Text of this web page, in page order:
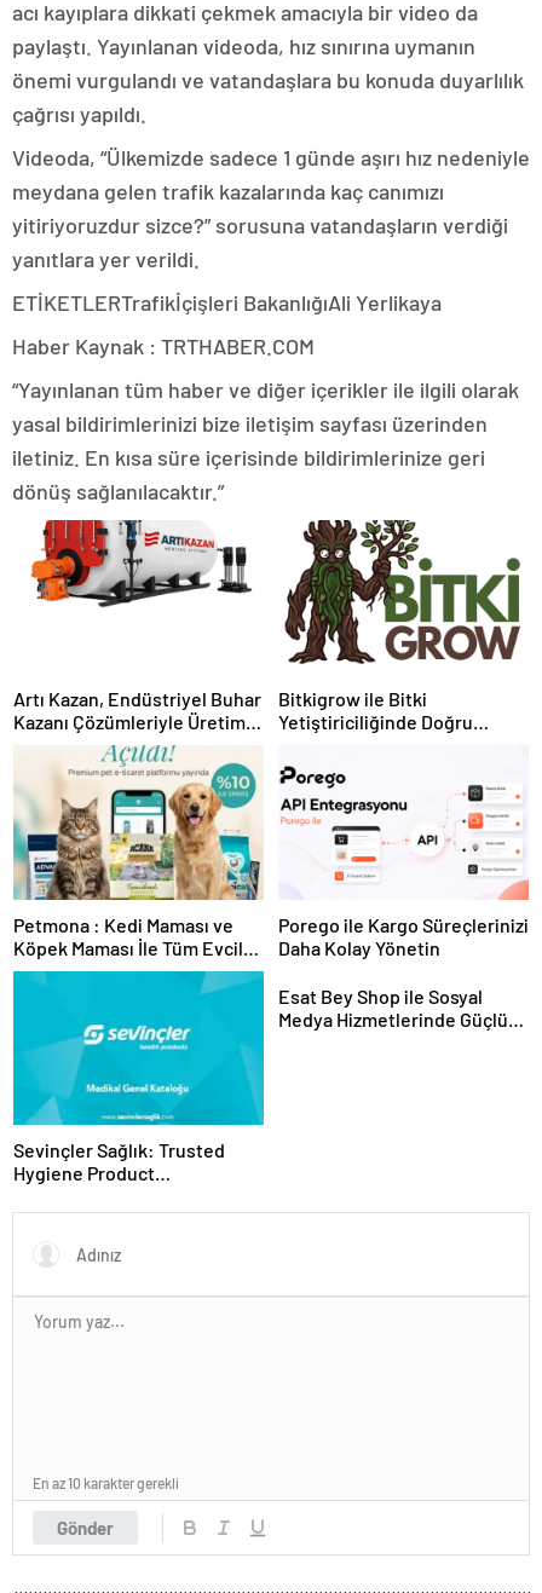
acı kayıplara dikkati çekmek amacıyla bir video da
paylaştı. Yayınlanan videoda, hız sınırına uymanın
önemi vurgulandı ve vatandaşlara bu konuda duyarlılık
çağrısı yapıldı.
Videoda, “Ülkemizde sadece 1 günde aşırı hız nedeniyle
meydana gelen trafik kazalarında kaç canımızı
yitiriyoruzdur sizce?” sorusuna vatandaşların verdiği
yanıtlara yer verildi.
ETİKETLERTrafikİçişleri BakanlığıAli Yerlikaya
Haber Kaynak : TRTHABER.COM
“Yayınlanan tüm haber ve diğer içerikler ile ilgili olarak
yasal bildirimlerinizi bize iletişim sayfası üzerinden
iletiniz. En kısa süre içerisinde bildirimlerinize geri
dönüş sağlanılacaktır.”
Artı Kazan, Endüstriyel Buhar
Kazanı Çözümleriyle Üretim
Tesislerine Verimli Sistemler
Sunuyor
Bitkigrow ile Bitki
Yetiştiriciliğinde Doğru
Petmona : Kedi Maması ve
Köpek Maması İle Tüm Evcil
Hayvan Ürünleri
Porego ile Kargo Süreçlerinizi
Daha Kolay Yönetin
Sevinçler Sağlık: Trusted
Hygiene Product
Esat Bey Shop ile Sosyal
Medya Hizmetlerinde Güçlü
Gönder
En az 10 karakter gerekli